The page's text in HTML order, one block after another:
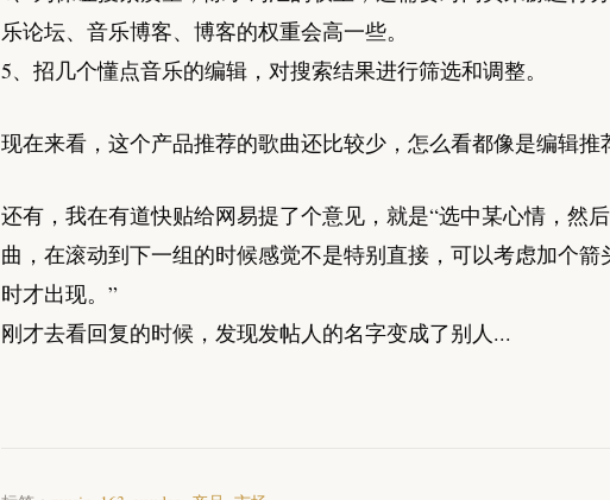
乐论坛、音乐博客、博客的权重会高一些。
5、招几个懂点音乐的编辑，对搜索结果进行筛选和调整。
现在来看，这个产品推荐的歌曲还比较少，怎么看都像是编辑推
还有，我在有道快贴给网易提了个意见，就是“选中某心情，然
曲，在滚动到下一组的时候感觉不是特别直接，可以考虑加个箭
时才出现。”
刚才去看回复的时候，发现发帖人的名字变成了别人...